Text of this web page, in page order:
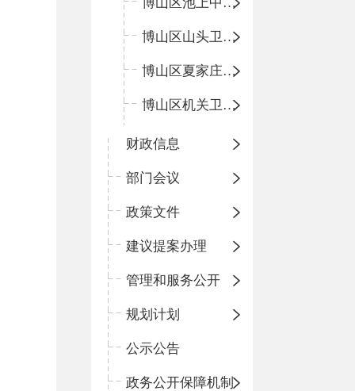
博山区山头卫生院
博山区夏家庄卫生院
博山区机关卫生所
财政信息
部门会议
政策文件
建议提案办理
管理和服务公开
规划计划
公示公告
政务公开保障机制